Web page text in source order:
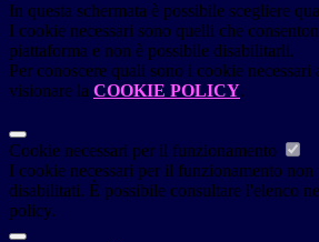
In questa schermata è possibile scegliere
I cookie necessari sono quelli che
piattaforma e non è possibile disabilitarli.
Per conoscere quali sono i cookie
visionare la COOKIE POLICY.
Cookie necessari per il funzionamento
I cookie necessari per il funzionamento non
disabilitati. È possibile consultare l'elenco
policy.